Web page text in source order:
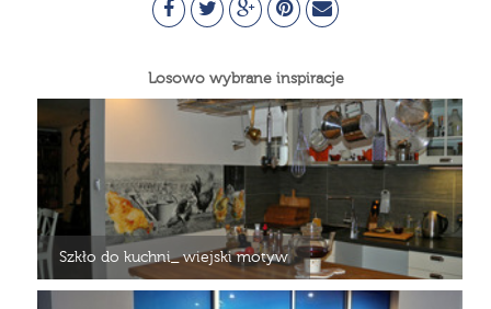
Losowo wybrane inspiracje
Szkło do kuchni_ wiejski motyw